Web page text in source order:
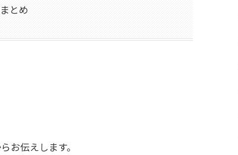
とめ
お伝えします。